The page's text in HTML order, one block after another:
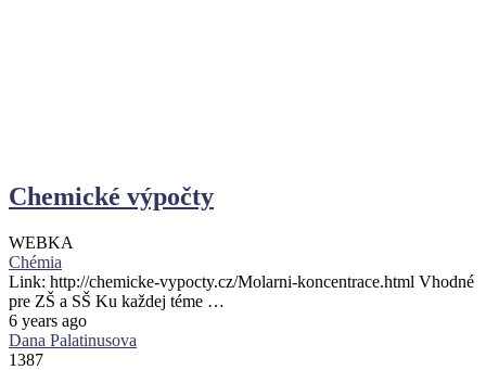
Chemické výpočty
WEBKA
Chémia
Link: http://chemicke-vypocty.cz/Molarni-koncentrace.html Vhodné
pre ZŠ a SŠ Ku každej téme …
6 years ago
Dana Palatinusova
1387